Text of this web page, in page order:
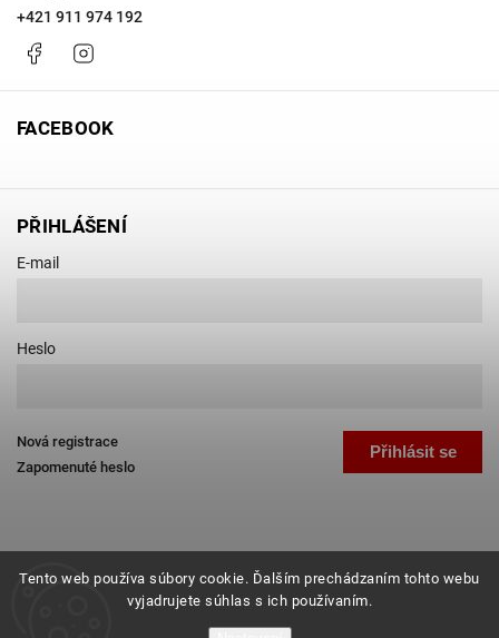
Tento web používa súbory cookie. Ďalším prechádzaním tohto webu
vyjadrujete súhlas s ich používaním.
+421 911 974 192
Facebook
FACEBOOK
PŘIHLÁŠENÍ
E-mail
Heslo
Přihlásit se
Nová registrace
Zapomenuté heslo
Favab.cz. Všechna práva vyhrazena.